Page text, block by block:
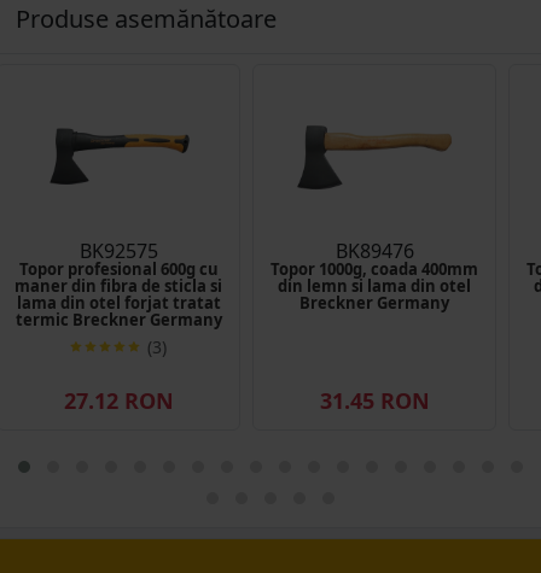
Produse asemănătoare
BK92575
Topor profesional 600g cu
maner din fibra de sticla si
lama din otel forjat tratat
termic Breckner Germany
(3)
27.12 RON
BK89476
Topor 1000g, coada 400mm
din lemn si lama din otel
Breckner Germany
31.45 RON